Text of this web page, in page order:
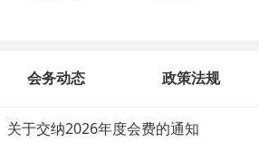
会务动态 政策法规
关于交纳2026年度会费的通知